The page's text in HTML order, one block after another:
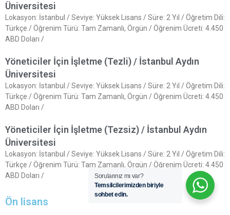
Üniversitesi
Lokasyon: İstanbul / Seviye: Yüksek Lisans / Süre: 2 Yıl / Öğretim Dili:
Türkçe / Öğrenim Türü: Tam Zamanlı, Örgün / Öğrenim Ücreti: 4.450
ABD Doları /
Yöneticiler İçin İşletme (Tezli) / İstanbul Aydın
Üniversitesi
Lokasyon: İstanbul / Seviye: Yüksek Lisans / Süre: 2 Yıl / Öğretim Dili:
Türkçe / Öğrenim Türü: Tam Zamanlı, Örgün / Öğrenim Ücreti: 4.450
ABD Doları /
Yöneticiler İçin İşletme (Tezsiz) / İstanbul Aydın
Üniversitesi
Lokasyon: İstanbul / Seviye: Yüksek Lisans / Süre: 2 Yıl / Öğretim Dili:
Türkçe / Öğrenim Türü: Tam Zamanlı, Örgün / Öğrenim Ücreti: 4.450
ABD Doları /
Ön lisans
Sorularınız mı var?
Temsilcilerimizden biriyle
sohbet edin.